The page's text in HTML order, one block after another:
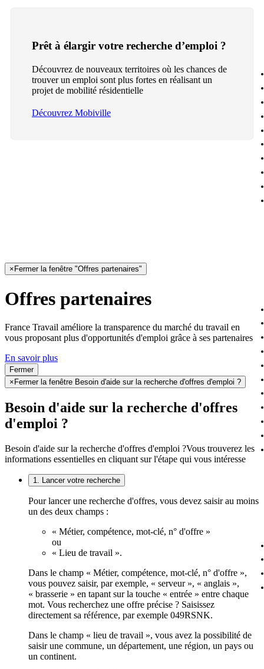
Prêt à élargir votre recherche d’emploi ?
Découvrez de nouveaux territoires où les chances de
trouver un emploi sont plus fortes en réalisant un
projet de mobilité résidentielle
Découvrez Mobiville
× Fermer la fenêtre "Offres partenaires"
Offres partenaires
France Travail améliore la transparence du marché du travail en
vous proposant plus d'opportunités d'emploi grâce à ses partenaires
En savoir plus
Fermer
× Fermer la fenêtre Besoin d'aide sur la recherche d'offres d'emploi ?
Besoin d'aide sur la recherche d'offres
d'emploi ?
Besoin d'aide sur la recherche d'offres d'emploi ?Vous trouverez les
informations essentielles en cliquant sur l'étape qui vous intéresse
1. Lancer votre recherche
Pour lancer une recherche d'offres, vous devez saisir au moins
un des deux champs :
« Métier, compétence, mot-clé, n° d'offre »
ou
« Lieu de travail ».
Dans le champ « Métier, compétence, mot-clé, n° d'offre »,
vous pouvez saisir, par exemple, « serveur », « anglais »,
« brasserie » en tapant sur la touche « entrée » entre chaque
mot. Vous recherchez une offre précise ? Saisissez
directement sa référence, par exemple 049RSNK.
Dans le champ « lieu de travail », vous avez la possibilité de
saisir une commune, un département, une région, un pays ou
un continent.